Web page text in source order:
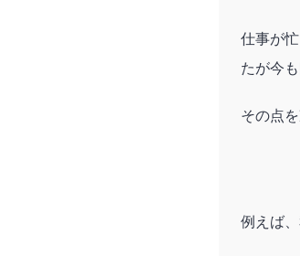
仕事が
たが今
その点
例えば